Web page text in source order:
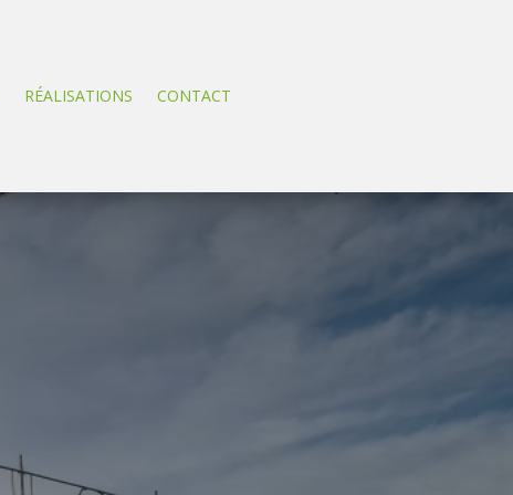
RÉALISATIONS CONTACT